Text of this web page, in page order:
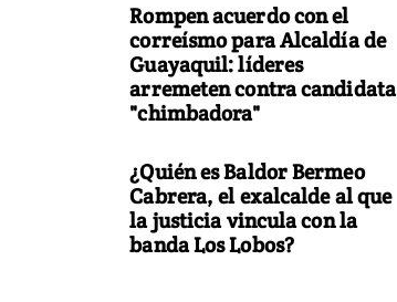
Rompen acuerdo con el
correísmo para Alcaldía de
Guayaquil: líderes
arremeten contra candidata
"chimbadora"
¿Quién es Baldor Bermeo
Cabrera, el exalcalde al que
la justicia vincula con la
banda Los Lobos?